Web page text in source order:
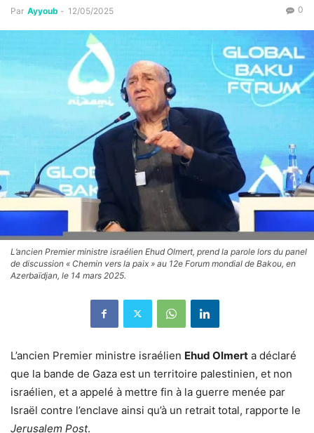
Par Ayyoub - 12/05/2025 0
L’ancien Premier ministre israélien Ehud Olmert, prend la parole lors du panel
de discussion « Chemin vers la paix » au 12e Forum mondial de Bakou, en
Azerbaïdjan, le 14 mars 2025.
L’ancien Premier ministre israélien Ehud Olmert a déclaré
que la bande de Gaza est un territoire palestinien, et non
israélien, et a appelé à mettre fin à la guerre menée par
Israël contre l’enclave ainsi qu’à un retrait total, rapporte le
Jerusalem Post.